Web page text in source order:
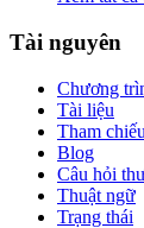
Tài nguyên
Chương
Tài liệu
Tham
Blog
Câu hỏi
Thuật ngữ
Trạng thái